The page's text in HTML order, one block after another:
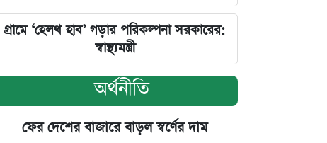
গ্রামে ‘হেলথ হাব’ গড়ার পরিকল্পনা সরকারের:
স্বাস্থ্যমন্ত্রী
অর্থনীতি
ফের দেশের বাজারে বাড়ল স্বর্ণের দাম